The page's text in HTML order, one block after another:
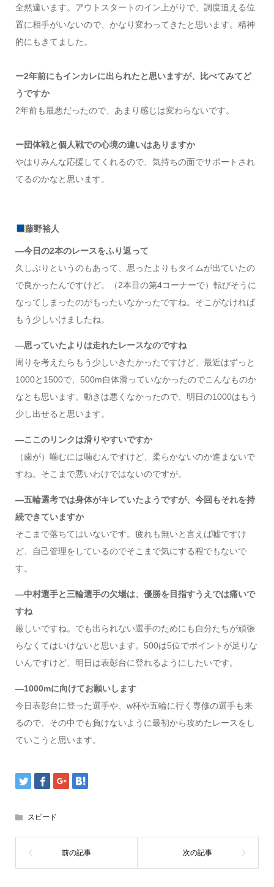
全然違います。アウトスタートのイン上がりで、調度追える位
置に相手がいないので、かなり変わってきたと思います。精神
的にもきてました。
ー2年前にもインカレに出られたと思いますが、
比べてみてど
うですか
2年前も最悪だったので、あまり感じは変わらないです。
ー団体戦と個人戦での心境の違いはありますか
やはりみんな応援してくれるので、気持ちの面でサポートされ
てるのかなと思います。
藤野裕人
―今日の2本のレースをふり返って
久しぶりというのもあって、思ったよりもタイムが出ていたの
で良かったんですけど。（2本目の第4コーナーで）転びそうに
なってしまったのがもったいなかったですね。そこがなければ
もう少しいけましたね。
―思っていたよりは走れたレースなのですね
周りを考えたらもう少しいきたかったですけど、最近はずっと
1000と1500で、500m自体滑っていなかったのでこんなものか
なとも思います。動きは悪くなかったので、明日の1000はもう
少し出せると思います。
―ここのリンクは滑りやすいですか
（歯が）噛むには噛むんですけど、柔らかないのか進まないで
すね。そこまで悪いわけではないのですが。
―五輪選考では身体がキレていたようですが、今回もそれを持
続できていますか
そこまで落ちてはいないです。疲れも無いと言えば嘘ですけ
ど、自己管理をしているのでそこまで気にする程でもないで
す。
―中村選手と三輪選手の欠場は、優勝を目指すうえでは痛いで
すね
厳しいですね。でも出られない選手のためにも自分たちが頑張
らなくてはいけないと思います。500は5位でポイントが足りな
いんですけど、明日は表彰台に登れるようにしたいです。
―1000mに向けてお願いします
今日表彰台に登った選手や、w杯や五輪に行く専修の選手も来
るので、その中でも負けないように最初から攻めたレースをし
ていこうと思います。
スピード